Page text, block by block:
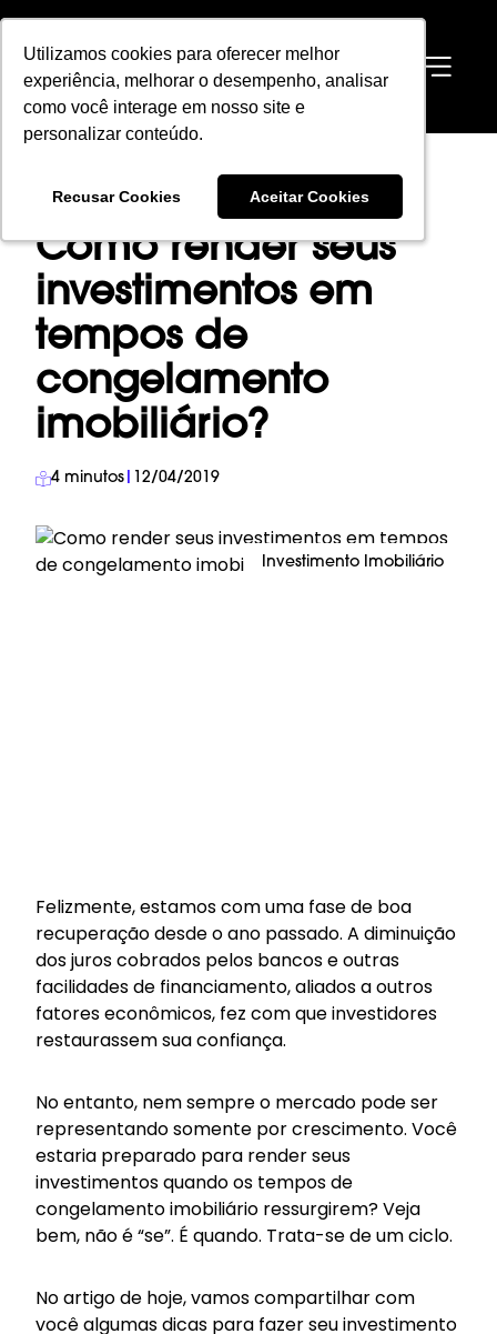
Utilizamos cookies para oferecer melhor
experiência, melhorar o desempenho, analisar
como você interage em nosso site e
personalizar conteúdo.
Recusar Cookies Aceitar Cookies
Utilizamos cookies para oferecer melhor
experiência, melhorar o desempenho, analisar
como você interage em nosso site e
personalizar conteúdo.
Recusar Cookies Aceitar Cookies
EN
INVESTIMENTO IMOBILIÁRIO
→
COMO RENDER SEUS INVESTIMENTOS EM TEMPOS DE CONGELAMENTO
Como render seus
investimentos em
tempos de
congelamento
imobiliário?
4 minutos 12/04/2019
Investimento Imobiliário
Felizmente, estamos com uma fase de boa
recuperação desde o ano passado. A diminuição
dos juros cobrados pelos bancos e outras
facilidades de financiamento, aliados a outros
fatores econômicos, fez com que investidores
restaurassem sua confiança.
No entanto, nem sempre o mercado pode ser
representando somente por crescimento. Você
estaria preparado para render seus
investimentos quando os tempos de
congelamento imobiliário ressurgirem? Veja
bem, não é “se”. É quando. Trata-se de um ciclo.
No artigo de hoje, vamos compartilhar com
você algumas dicas para fazer seu investimento